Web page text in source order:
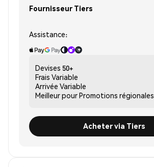
Fournisseur Tiers
Assistance:
Devises 50+
Frais Variable
Arrivée Variable
Meilleur pourPromotions régionales
Acheter via Tiers